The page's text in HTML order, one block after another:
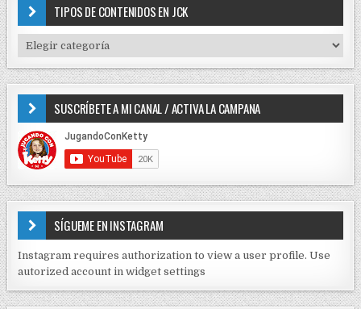
o
r
:
TIPOS DE CONTENIDOS EN JCK
I
P
D
E
C
N
T
I
D
S
SUSCRÍBETE A MI CANAL / ACTIVA LA CAMPANA
SÍGUEME EN INSTAGRAM
Instagram requires authorization to view a user profile. Use
autorized account in widget settings